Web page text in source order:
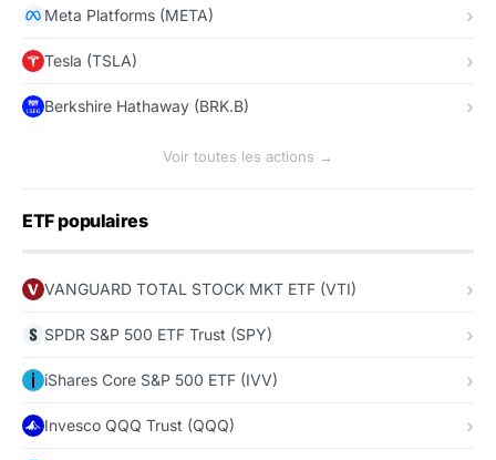
Meta Platforms (META)
Tesla (TSLA)
Berkshire Hathaway (BRK.B)
Voir toutes les actions →
ETF populaires
VANGUARD TOTAL STOCK MKT ETF (VTI)
SPDR S&P 500 ETF Trust (SPY)
iShares Core S&P 500 ETF (IVV)
Invesco QQQ Trust (QQQ)